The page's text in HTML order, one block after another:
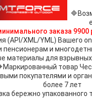
🔷
заказа 9900
(API/XML/YML) Вашего
пенсионерам и
материалы для
Маркированный товар
покупателями и
более 7 лет
бережно упакованного